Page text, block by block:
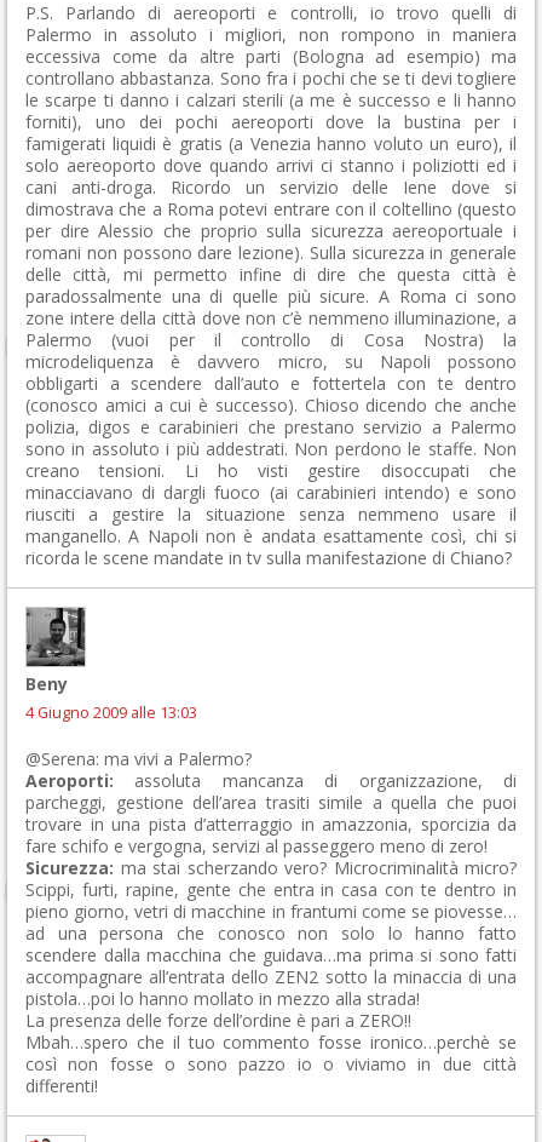
P.S. Parlando di aereoporti e controlli, io trovo quelli di
Palermo in assoluto i migliori, non rompono in maniera
eccessiva come da altre parti (Bologna ad esempio) ma
controllano abbastanza. Sono fra i pochi che se ti devi togliere
le scarpe ti danno i calzari sterili (a me è successo e li hanno
forniti), uno dei pochi aereoporti dove la bustina per i
famigerati liquidi è gratis (a Venezia hanno voluto un euro), il
solo aereoporto dove quando arrivi ci stanno i poliziotti ed i
cani anti-droga. Ricordo un servizio delle Iene dove si
dimostrava che a Roma potevi entrare con il coltellino (questo
per dire Alessio che proprio sulla sicurezza aereoportuale i
romani non possono dare lezione). Sulla sicurezza in generale
delle città, mi permetto infine di dire che questa città è
paradossalmente una di quelle più sicure. A Roma ci sono
zone intere della città dove non c’è nemmeno illuminazione, a
Palermo (vuoi per il controllo di Cosa Nostra) la
microdeliquenza è davvero micro, su Napoli possono
obbligarti a scendere dall’auto e fottertela con te dentro
(conosco amici a cui è successo). Chioso dicendo che anche
polizia, digos e carabinieri che prestano servizio a Palermo
sono in assoluto i più addestrati. Non perdono le staffe. Non
creano tensioni. Li ho visti gestire disoccupati che
minacciavano di dargli fuoco (ai carabinieri intendo) e sono
riusciti a gestire la situazione senza nemmeno usare il
manganello. A Napoli non è andata esattamente così, chi si
ricorda le scene mandate in tv sulla manifestazione di Chiano?
Beny
4 Giugno 2009 alle 13:03
@Serena: ma vivi a Palermo?
Aeroporti: assoluta mancanza di organizzazione, di
parcheggi, gestione dell’area trasiti simile a quella che puoi
trovare in una pista d’atterraggio in amazzonia, sporcizia da
fare schifo e vergogna, servizi al passeggero meno di zero!
Sicurezza: ma stai scherzando vero? Microcriminalità micro?
Scippi, furti, rapine, gente che entra in casa con te dentro in
pieno giorno, vetri di macchine in frantumi come se piovesse…
ad una persona che conosco non solo lo hanno fatto
scendere dalla macchina che guidava…ma prima si sono fatti
accompagnare all’entrata dello ZEN2 sotto la minaccia di una
pistola…poi lo hanno mollato in mezzo alla strada!
La presenza delle forze dell’ordine è pari a ZERO!!
Mbah…spero che il tuo commento fosse ironico…perchè se
così non fosse o sono pazzo io o viviamo in due città
differenti!